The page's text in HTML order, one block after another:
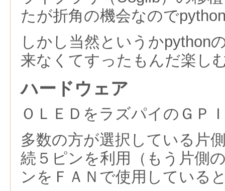
たが折角の機会なので
しかし当然というかpython
来なくてすったもんだ楽し
ハードウェア
ＯＬＥＤをラズパイのＧＰ
多数の方が選択している片
続５ピンを利用（もう片側
ンをＦＡＮで使用している